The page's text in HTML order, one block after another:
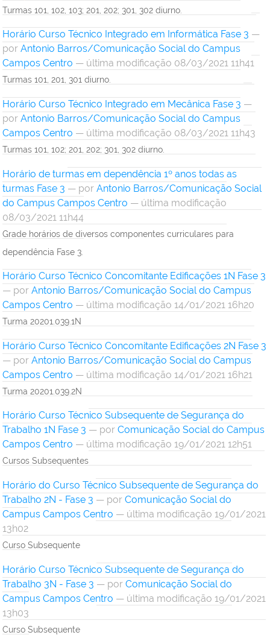
Turmas 101, 102, 103; 201, 202; 301, 302 diurno.
Horário Curso Técnico Integrado em Informática Fase 3 —
por Antonio Barros/Comunicação Social do Campus
Campos Centro — última modificação 08/03/2021 11h41
Turmas 101, 201, 301 diurno.
Horário Curso Técnico Integrado em Mecânica Fase 3 —
por Antonio Barros/Comunicação Social do Campus
Campos Centro — última modificação 08/03/2021 11h43
Turmas 101, 102; 201, 202; 301, 302 diurno.
Horário de turmas em dependência 1º anos todas as
turmas Fase 3 — por Antonio Barros/Comunicação Social
do Campus Campos Centro — última modificação
08/03/2021 11h44
Grade horários de diversos componentes curriculares para
dependência Fase 3.
Horário Curso Técnico Concomitante Edificações 1N Fase 3
— por Antonio Barros/Comunicação Social do Campus
Campos Centro — última modificação 14/01/2021 16h20
Turma 20201.039.1N
Horário Curso Técnico Concomitante Edificações 2N Fase 3
— por Antonio Barros/Comunicação Social do Campus
Campos Centro — última modificação 14/01/2021 16h21
Turma 20201.039.2N
Horário Curso Técnico Subsequente de Segurança do
Trabalho 1N Fase 3 — por Comunicação Social do Campus
Campos Centro — última modificação 19/01/2021 12h51
Cursos Subsequentes
Horário do Curso Técnico Subsequente de Segurança do
Trabalho 2N - Fase 3 — por Comunicação Social do
Campus Campos Centro — última modificação 19/01/2021
13h02
Curso Subsequente
Horário Curso Técnico Subsequente de Segurança do
Trabalho 3N - Fase 3 — por Comunicação Social do
Campus Campos Centro — última modificação 19/01/2021
13h03
Curso Subsequente